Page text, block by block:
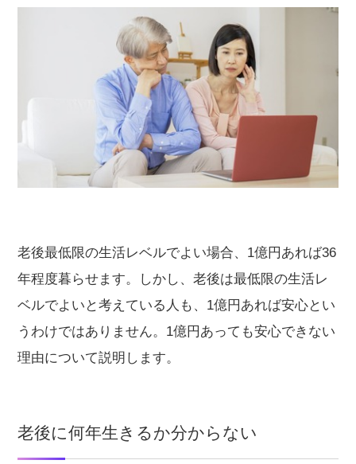
老後最低限の生活レベルでよい場合、1億円あれば36
年程度暮らせます。しかし、老後は最低限の生活レ
ベルでよいと考えている人も、1億円あれば安心とい
うわけではありません。1億円あっても安心できない
理由について説明します。
老後に何年生きるか分からない